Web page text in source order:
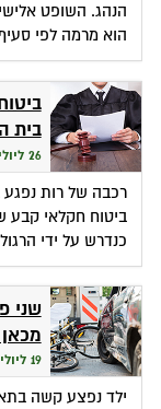
הנהג. השופט
הוא מרמה לפי סעיף 25 לחוק חוזה הביטוח.
בית
26 ליולי 2026
רכבה של רות
ביטוח חקלאי קבע
כנדרש על ידי
שני
19 ליולי 2026
ילד נפצע קשה